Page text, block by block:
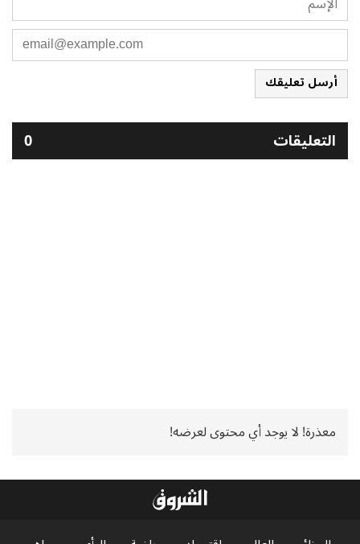
أرسل تعليقك
التعليقات 0
معذرة! لا يوجد أي محتوى لعرضه!